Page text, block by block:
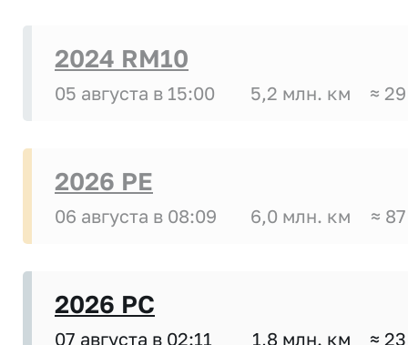
2024 RM10
05 августа в 15:00 5,2 млн. км ≈
2026 PE
06 августа в 08:09 6,0 млн. км ≈
2026 PC
07 августа в 02:11 1,8 млн. км ≈